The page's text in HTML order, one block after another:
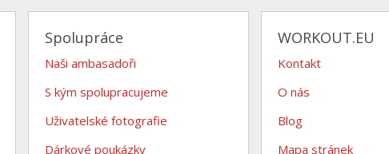
Spolupráce
Naši ambasadoři
S kým spolupracujeme
Uživatelské fotografie
Dárkové poukázky
WORKOUT.EU
Kontakt
O nás
Blog
Mapa stránek